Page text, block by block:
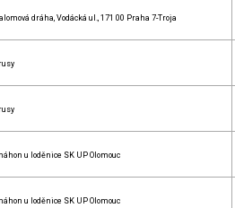
dráha, Vodácká ul., 171 00 Praha 7-Troja
u loděnice SK UP Olomouc
u loděnice SK UP Olomouc